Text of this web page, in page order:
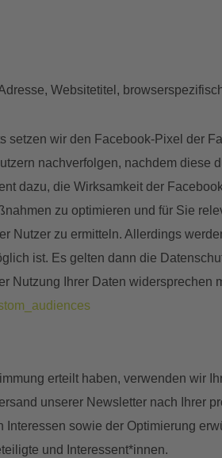
Websitetitel,
wir den Facebook-Pixel der
nachverfolgen, nachdem
dazu, die Wirksamkeit der
zu optimieren und für Sie
Nutzer zu ermitteln. Allerdings
ist. Es gelten dann die
Nutzung Ihrer Daten widersprechen
erteilt haben, verwenden wir
unserer Newsletter nach Ihrer
Interessen sowie der Optimierung
und Interessent*innen.